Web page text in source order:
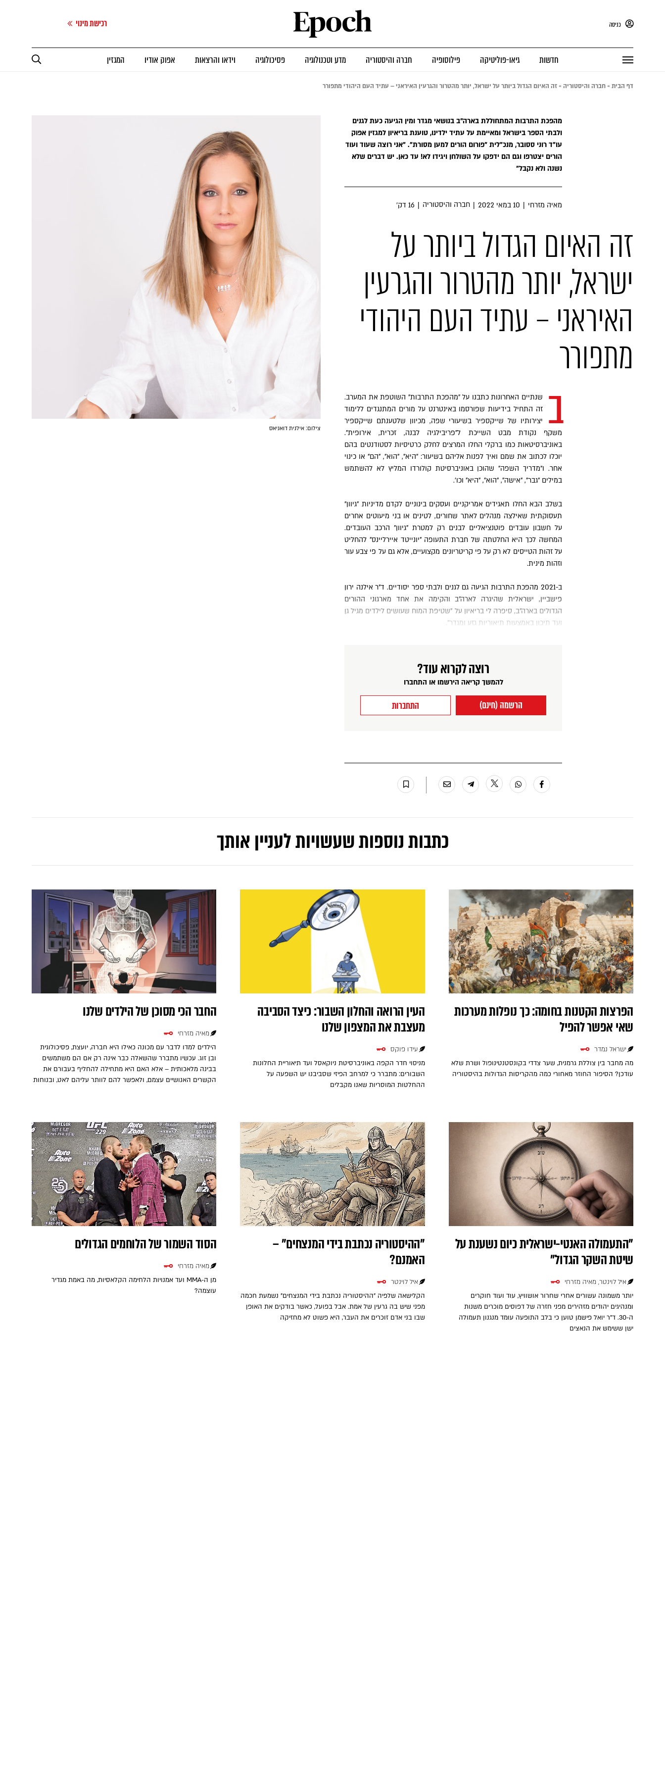
כניסה רכישת מינוי
חדשות גיאו-פוליטיקה פילוסופיה חברה והיסטוריה מדע וטכנולוגיה פסיכולוגיה וידאו והרצאות אפוק אודיו המגזין
דף הבית»חברה והיסטוריה»זה האיום הגדול ביותר על ישראל, יותר מהטרור והגרעין האיראני – עתיד העם היהודי מתפורר
מהפכת התרבות המתחוללת בארה"ב בנושאי מגדר ומין הגיעה כעת לגנים
ולבתי הספר בישראל ומאיימת על עתיד ילדינו, טוענת בריאיון למגזין אפוק
עו"ד רוני ססובר, מנכ"לית "פורום הורים למען מסורת". "אני רוצה שעוד ועוד
הורים יצטרפו וגם הם ידפקו על השולחן ויגידו לא! עד כאן. יש דברים שלא
נשנה ולא נקבל"
מאיה מזרחי | 10 במאי 2022 | חברה והיסטוריה | 16 דק׳
זה האיום הגדול ביותר על
ישראל, יותר מהטרור והגרעין
האיראני – עתיד העם היהודי
מתפורר
ב
שנתיים האחרונות כתבנו על "מהפכת התרבות" השוטפת את המערב.
זה התחיל בידיעות שפורסמו באינטרנט על מורים המתנגדים ללימוד
יצירותיו של שייקספיר בשיעורי שפה, מכיוון שלטענתם שייקספיר
משקף נקודת מבט השייכת ל"פריבילגיה לבנה, זכרית, אירופית".
באוניברסיטאות כמו ברקלי החלו המרצים לחלק כרטיסיות לסטודנטים בהם
יוכלו לכתוב את שמם ואיך לפנות אליהם בשיעור: "היא", "הוא", "הם" או כינוי
אחר. ו"מדריך השפה" שהוכן באוניברסיטת קולורדו המליץ לא להשתמש
במילים "גבר", "אישה", "הוא", "היא" וכו'.
בשלב הבא החלו תאגידים אמריקניים ועסקים בינוניים לקדם מדיניות "גיוון"
תעסוקתית שאילצה מנהלים לאתר שחורים, לטינים או בני מיעוטים אחרים
על חשבון עובדים פוטנציאליים לבנים רק למטרת "גיוון" הרכב העובדים.
המחשה לכך היא החלטתה של חברת התעופה "יונייטד איירליינס" להחליט
על זהות הטייסים לא רק על פי קריטריונים מקצועיים, אלא גם על פי צבע עור
וזהות מינית.
ב-2021 מהפכת התרבות הגיעה גם לגנים ולבתי ספר יסודיים. ד"ר אילנה ירון
פישביין, ישראלית שהיגרה לארה"ב והקימה את אחד מארגוני ההורים
הגדולים בארה"ב, סיפרה לי בריאיון על "שטיפת המוח שעושים לילדים מגיל גן
ועד תיכון באמצעות תיאוריות גזע ומגדר".
רוצה לקרוא עוד?
להמשך קריאה הירשמו או התחברו
הרשמה (חינם) התחברות
צילום: אילנית דואניאס
כתבות נוספות שעשויות לעניין אותך
הפרצות הקטנות בחומה: כך נופלות מערכות
שאי אפשר להפיל
ישראל נמדר
מה מחבר בין צוללת גרמנית, שער צדדי בקונסטנטינופול ושרת שלא
עודכן? הסיפור החוזר מאחורי כמה מהקריסות הגדולות בהיסטוריה
העין הרואה והחלון השבור: כיצד הסביבה
מעצבת את המצפון שלנו
עידו פוקס
מניסוי חדר הקפה באוניברסיטת ניוקאסל ועד תיאוריית החלונות
השבורים: מתברר כי למרחב הפיזי שסביבנו יש השפעה על
ההחלטות המוסריות שאנו מקבלים
החבר הכי מסוכן של הילדים שלנו
מאיה מזרחי
הילדים למדו לדבר עם מכונה כאילו היא חברה, יועצת, פסיכולוגית
ובן זוג. עכשיו מתברר שהשאלה כבר אינה רק אם הם משתמשים
בבינה מלאכותית – אלא האם היא מתחילה להחליף בעבורם את
הקשרים האנושיים עצמם, ולאפשר להם לוותר עליהם לאט, ובנוחות
"התעמולה האנטי-ישראלית כיום נשענת על
שיטת השקר הגדול"
איל לוינטר, מאיה מזרחי
יותר משמונה עשורים אחרי שחרור אושוויץ, עוד ועוד חוקרים
ומנהיגים יהודים מזהירים מפני חזרה של דפוסים מוכרים משנות
ה-30. ד"ר יואל פישמן טוען כי בלב התופעה עומד מנגנון תעמולה
ישן ששימש את הנאצים
"ההיסטוריה נכתבת בידי המנצחים" –
האמנם?
איל לוינטר
הקלישאה שלפיה "ההיסטוריה נכתבת בידי המנצחים" נשמעת חכמה
מפני שיש בה גרעין של אמת. אבל בפועל, כאשר בודקים את האופן
שבו בני אדם זוכרים את העבר, היא פשוט לא מחזיקה
הסוד השמור של הלוחמים הגדולים
מאיה מזרחי
מן ה-MMA ועד אמנויות הלחימה הקלאסיות, מה באמת מגדיר
עוצמה?